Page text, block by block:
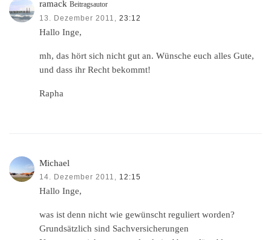
ramack Beitragsautor
13. Dezember 2011, 23:12
Hallo Inge,
mh, das hört sich nicht gut an. Wünsche euch alles Gute,
und dass ihr Recht bekommt!
Rapha
Michael
14. Dezember 2011, 12:15
Hallo Inge,
was ist denn nicht wie gewünscht reguliert worden?
Grundsätzlich sind Sachversicherungen